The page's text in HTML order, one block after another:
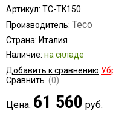
Артикул: TC-TK150
Производитель: Teco
Страна: Италия
Наличие: на складе
Добавить к сравнению
Сравнить (0)
Цена: 61 560 руб.